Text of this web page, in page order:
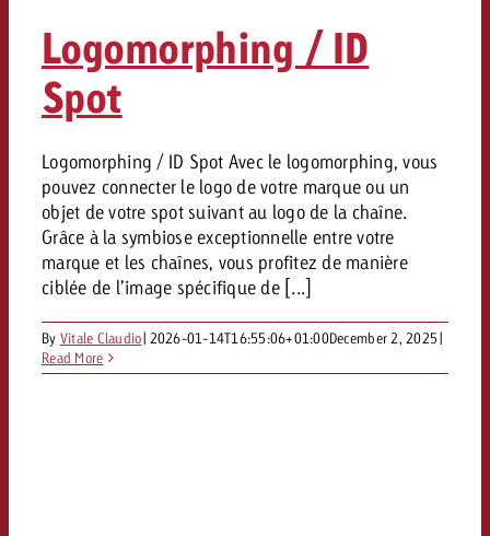
Logomorphing / ID
Spot
Logomorphing / ID Spot Avec le logomorphing, vous
pouvez connecter le logo de votre marque ou un
objet de votre spot suivant au logo de la chaîne.
Grâce à la symbiose exceptionnelle entre votre
marque et les chaînes, vous profitez de manière
ciblée de l’image spécifique de [...]
By Vitale Claudio| 2026-01-14T16:55:06+01:00December 2, 2025|
Read More